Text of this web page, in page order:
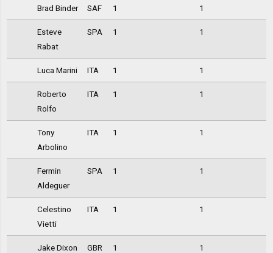
Brad Binder SAF 1 1
Esteve
Rabat
SPA 1 1
Luca Marini ITA 1 1
Roberto
Rolfo
ITA 1 1
Tony
Arbolino
ITA 1 1
Fermin
Aldeguer
SPA 1 1
Celestino
Vietti
ITA 1 1
Jake Dixon GBR 1 1